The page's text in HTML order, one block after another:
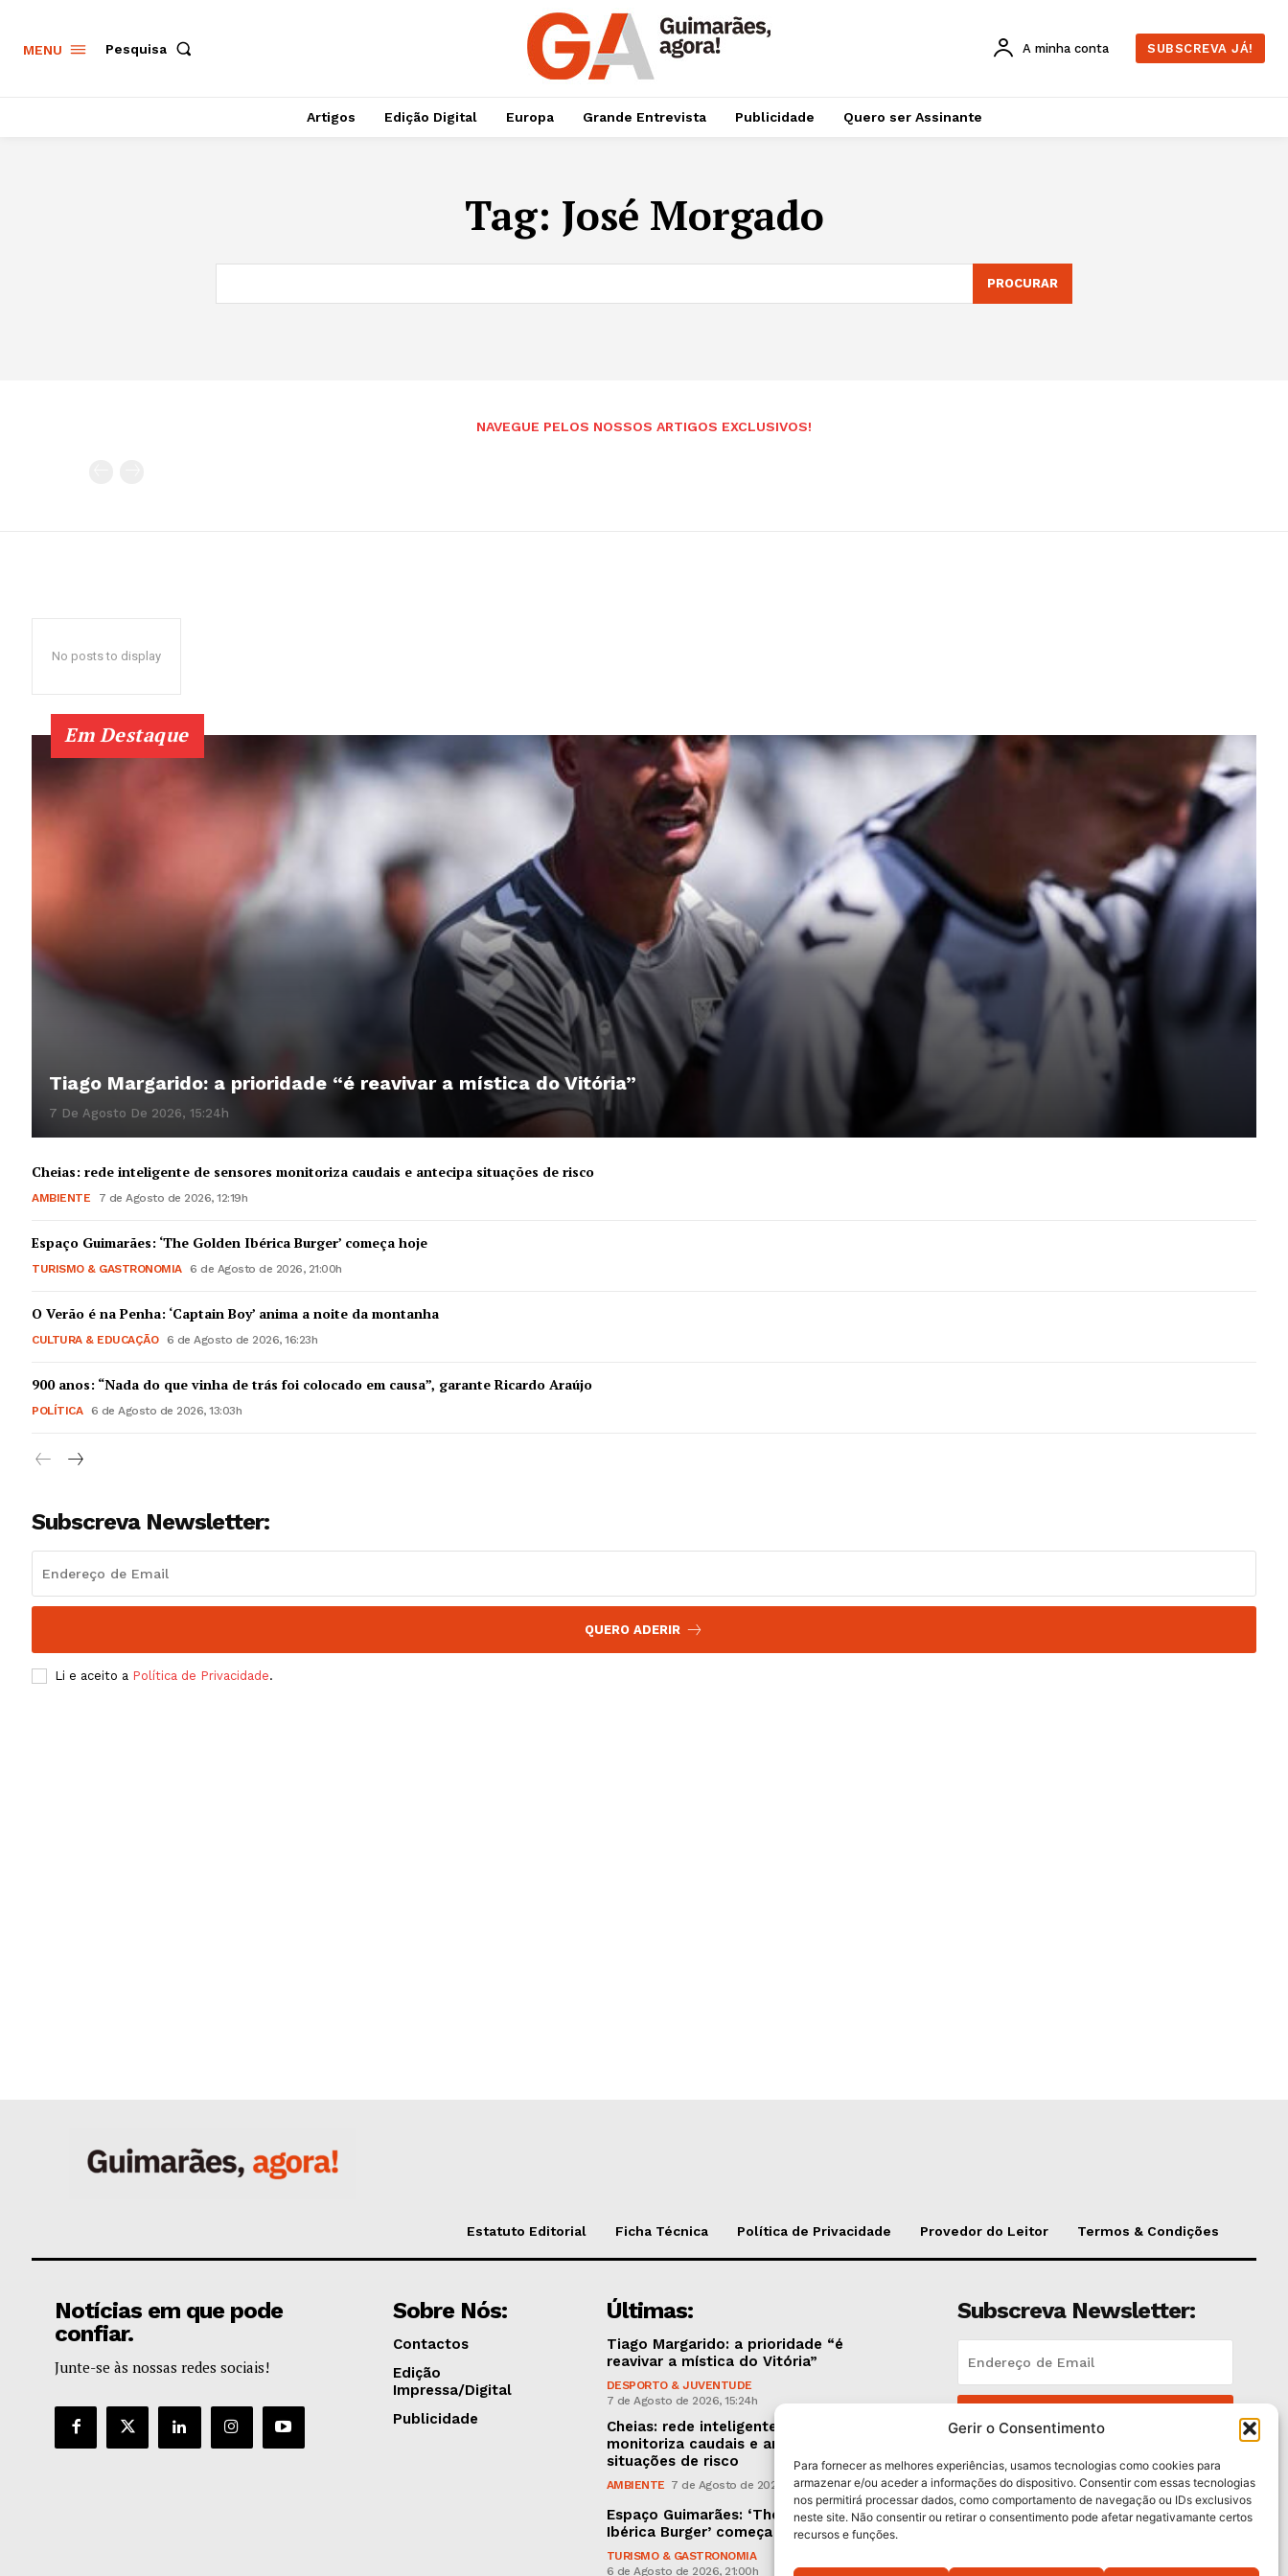
Guimarães, agora!
Gerir o Consentimento
Para fornecer as melhores experiências, usamos tecnologias como cookies para
armazenar e/ou aceder a informações do dispositivo. Consentir com essas tecnologias
nos permitirá processar dados, como comportamento de navegação ou IDs exclusivos
neste site. Não consentir ou retirar o consentimento pode afetar negativamante certos
recursos e funções.
MENU Pesquisa A minha conta SUBSCREVA JÁ!
Artigos Edição Digital Europa Grande Entrevista Publicidade Quero ser Assinante
Tag: José Morgado
PROCURAR
NAVEGUE PELOS NOSSOS ARTIGOS EXCLUSIVOS!
No posts to display
Em Destaque
Tiago Margarido: a prioridade “é reavivar a mística do Vitória”
7 De Agosto De 2026, 15:24h
Cheias: rede inteligente de sensores monitoriza caudais e antecipa situações de risco
AMBIENTE 7 de Agosto de 2026, 12:19h
Espaço Guimarães: ‘The Golden Ibérica Burger’ começa hoje
TURISMO & GASTRONOMIA 6 de Agosto de 2026, 21:00h
O Verão é na Penha: ‘Captain Boy’ anima a noite da montanha
CULTURA & EDUCAÇÃO 6 de Agosto de 2026, 16:23h
900 anos: “Nada do que vinha de trás foi colocado em causa”, garante Ricardo Araújo
POLÍTICA 6 de Agosto de 2026, 13:03h
Subscreva Newsletter:
QUERO ADERIR
Li e aceito a Política de Privacidade.
Estatuto Editorial Ficha Técnica Política de Privacidade Provedor do Leitor Termos & Condições
Notícias em que pode
confiar.
Junte-se às nossas redes sociais!
Sobre Nós:
Contactos
Edição
Impressa/Digital
Publicidade
Últimas:
Tiago Margarido: a prioridade “é
reavivar a mística do Vitória”
DESPORTO & JUVENTUDE
7 de Agosto de 2026, 15:24h
Cheias: rede inteligente de sensores
monitoriza caudais e antecipa
situações de risco
AMBIENTE 7 de Agosto de 2026, 12:19h
Espaço Guimarães: ‘The Golden
Ibérica Burger’ começa hoje
TURISMO & GASTRONOMIA
6 de Agosto de 2026, 21:00h
Subscreva Newsletter:
Li e aceito aPolítica de Privacidade .